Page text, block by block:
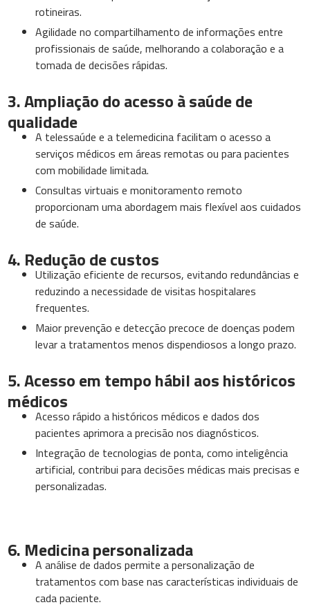
rotineiras.
Agilidade no compartilhamento de informações entre
profissionais de saúde, melhorando a colaboração e a
tomada de decisões rápidas.
3. Ampliação do acesso à saúde de
qualidade
A telessaúde e a telemedicina facilitam o acesso a
serviços médicos em áreas remotas ou para pacientes
com mobilidade limitada.
Consultas virtuais e monitoramento remoto
proporcionam uma abordagem mais flexível aos cuidados
de saúde.
4. Redução de custos
Utilização eficiente de recursos, evitando redundâncias e
reduzindo a necessidade de visitas hospitalares
frequentes.
Maior prevenção e detecção precoce de doenças podem
levar a tratamentos menos dispendiosos a longo prazo.
5. Acesso em tempo hábil aos históricos
médicos
Acesso rápido a históricos médicos e dados dos
pacientes aprimora a precisão nos diagnósticos.
Integração de tecnologias de ponta, como inteligência
artificial, contribui para decisões médicas mais precisas e
personalizadas.
6. Medicina personalizada
A análise de dados permite a personalização de
tratamentos com base nas características individuais de
cada paciente.